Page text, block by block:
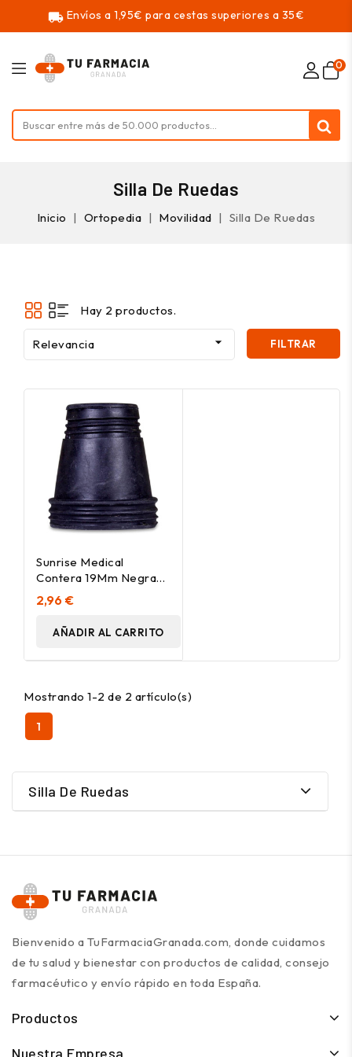
local_shipping Envíos a 1,95€ para cestas superiores a 35€
0
Silla De Ruedas
Inicio Ortopedia Movilidad Silla De Ruedas
Hay 2 productos.
Relevancia  FILTRAR
Sunrise Medical
Contera 19Mm Negra
R1.5N 1Ud
2,96 €
AÑADIR AL CARRITO
Mostrando 1-2 de 2 artículo(s)
1
Silla De Ruedas
Bienvenido a TuFarmaciaGranada.com, donde cuidamos
de tu salud y bienestar con productos de calidad, consejo
farmacéutico y envío rápido en toda España.
Productos
Nuestra Empresa